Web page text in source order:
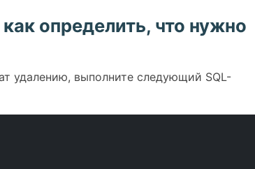
определить, что нужно
удалению, выполните следующий SQL-